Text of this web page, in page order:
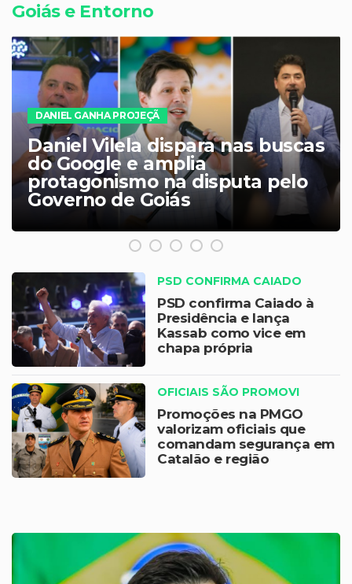
Goiás e Entorno
Operação Destroyer amplia
ofensiva contra facções e
alcança R$ 464 milhões em
bloqueios em Goiás
PSD CONFIRMA CAIADO
PSD confirma Caiado à
Presidência e lança
Kassab como vice em
chapa própria
OFICIAIS SÃO PROMOVI
Promoções na PMGO
valorizam oficiais que
comandam segurança em
Catalão e região